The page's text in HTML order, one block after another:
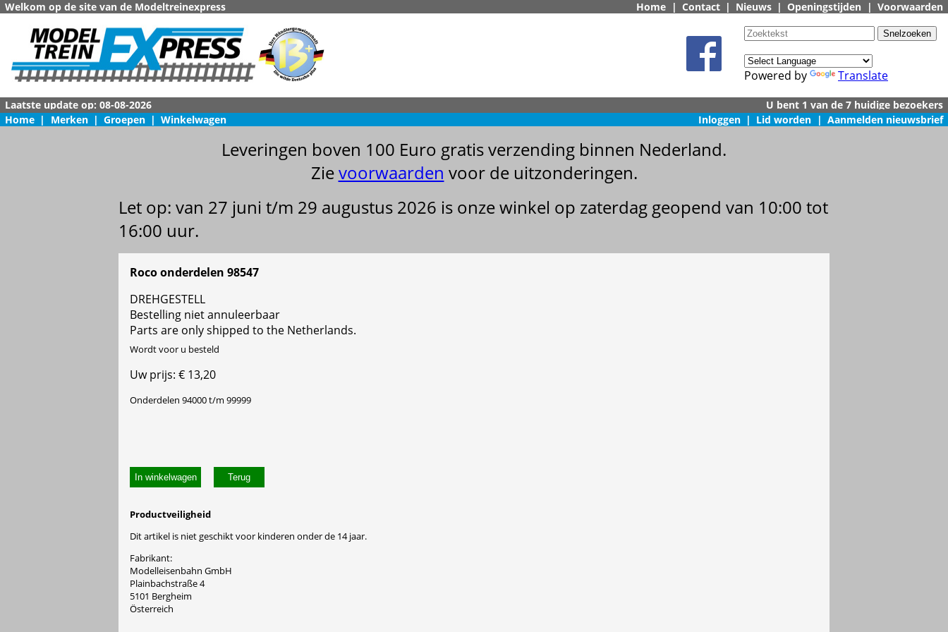
Welkom op de site van de Modeltreinexpress Home | Contact | Nieuws | Openingstijden | Voorwaarden
Powered by Translate
Home | Merken | Groepen | Winkelwagen Inloggen | Lid worden | Aanmelden nieuwsbrief
Leveringen boven 100 Euro gratis verzending binnen Nederland.
Zievoorwaarden voor de uitzonderingen.
Let op: van 27 juni t/m 29 augustus 2026 is onze winkel op zaterdag geopend van 10:00 tot
16:00 uur.
Roco onderdelen 98547
DREHGESTELL
Bestelling niet annuleerbaar
Parts are only shipped to the Netherlands.
Wordt voor u besteld
Uw prijs: € 13,20
Onderdelen 94000 t/m 99999
In winkelwagen
Productveiligheid
Dit artikel is niet geschikt voor kinderen onder de 14 jaar.
Fabrikant:
Modelleisenbahn GmbH
Plainbachstraße 4
5101 Bergheim
Österreich